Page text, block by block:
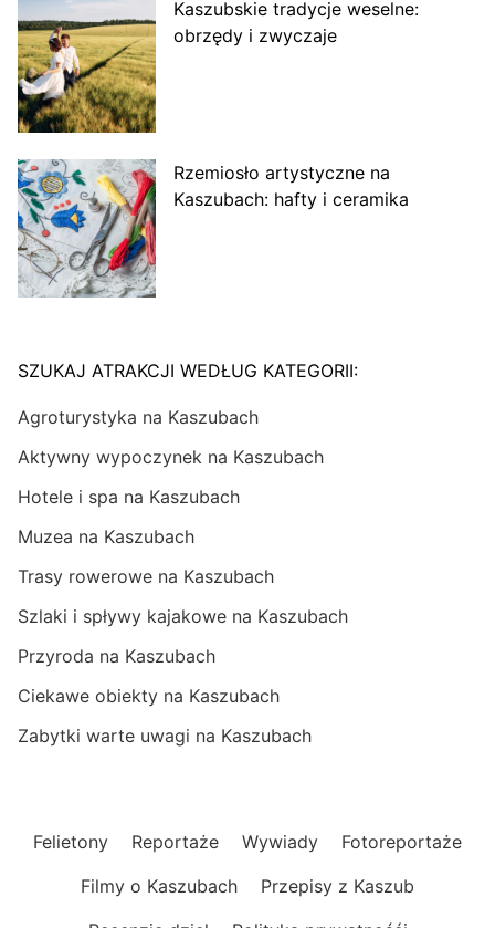
Kaszubskie tradycje weselne:
obrzędy i zwyczaje
Rzemiosło artystyczne na
Kaszubach: hafty i ceramika
SZUKAJ ATRAKCJI WEDŁUG KATEGORII:
Agroturystyka na Kaszubach
Aktywny wypoczynek na Kaszubach
Hotele i spa na Kaszubach
Muzea na Kaszubach
Trasy rowerowe na Kaszubach
Szlaki i spływy kajakowe na Kaszubach
Przyroda na Kaszubach
Ciekawe obiekty na Kaszubach
Zabytki warte uwagi na Kaszubach
Felietony Reportaże Wywiady
Fotoreportaże
Filmy o Kaszubach
Przepisy z Kaszub